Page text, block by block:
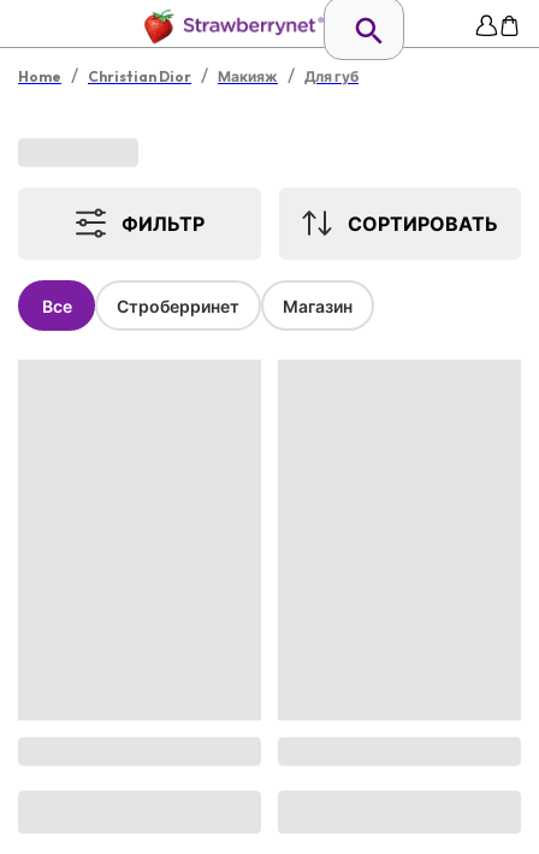
Home / Christian Dior / Макияж / Для губ
ФИЛЬТР СОРТИРОВАТЬ
Все Строберринет Магазин